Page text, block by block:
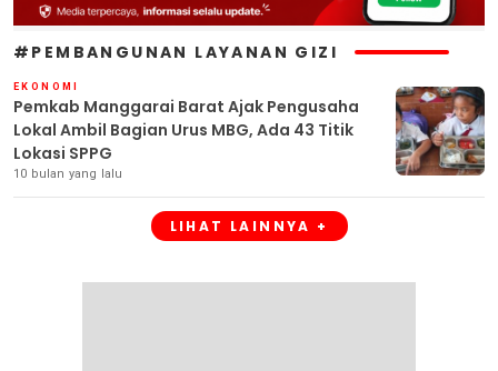
#PEMBANGUNAN LAYANAN GIZI
EKONOMI
Pemkab Manggarai Barat Ajak Pengusaha
Lokal Ambil Bagian Urus MBG, Ada 43 Titik
Lokasi SPPG
10 bulan yang lalu
LIHAT LAINNYA +